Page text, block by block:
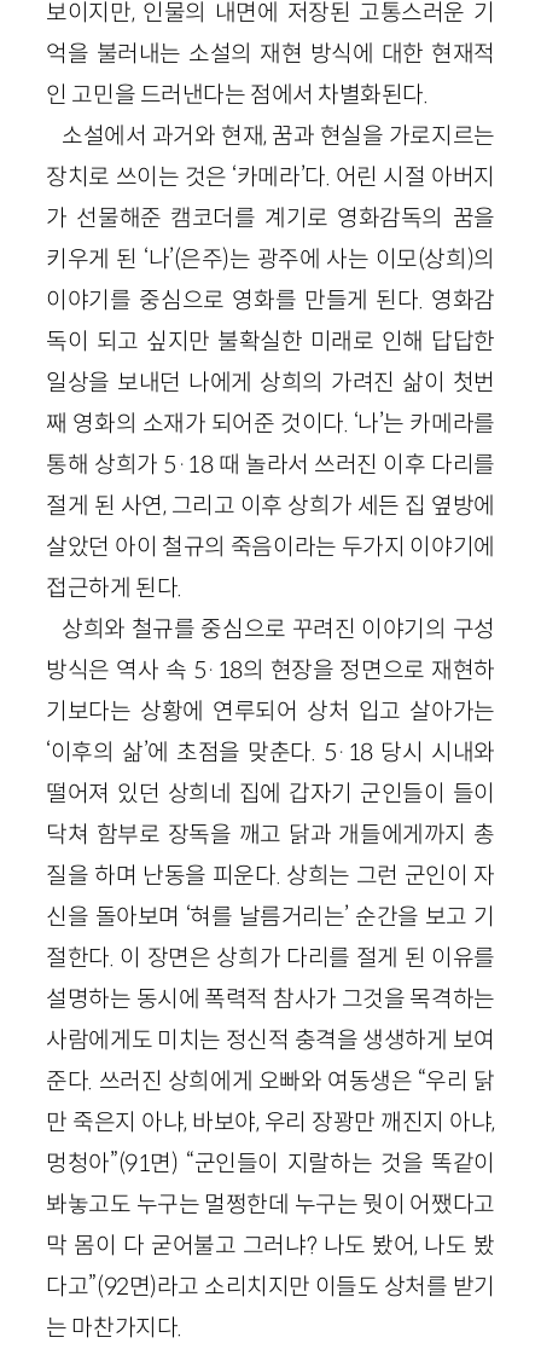
보이지만, 인물의 내면에 저장된 고통스러운 기
억을 불러내는 소설의 재현 방식에 대한 현재적
인 고민을 드러낸다는 점에서 차별화된다.
소설에서 과거와 현재, 꿈과 현실을 가로지르는
장치로 쓰이는 것은 ‘카메라’다. 어린 시절 아버지
가 선물해준 캠코더를 계기로 영화감독의 꿈을
키우게 된 ‘나’(은주)는 광주에 사는 이모(상희)의
이야기를 중심으로 영화를 만들게 된다. 영화감
독이 되고 싶지만 불확실한 미래로 인해 답답한
일상을 보내던 나에게 상희의 가려진 삶이 첫번
째 영화의 소재가 되어준 것이다. ‘나’는 카메라를
통해 상희가 5·18 때 놀라서 쓰러진 이후 다리를
절게 된 사연, 그리고 이후 상희가 세든 집 옆방에
살았던 아이 철규의 죽음이라는 두가지 이야기에
접근하게 된다.
상희와 철규를 중심으로 꾸려진 이야기의 구성
방식은 역사 속 5·18의 현장을 정면으로 재현하
기보다는 상황에 연루되어 상처 입고 살아가는
‘이후의 삶’에 초점을 맞춘다. 5·18 당시 시내와
떨어져 있던 상희네 집에 갑자기 군인들이 들이
닥쳐 함부로 장독을 깨고 닭과 개들에게까지 총
질을 하며 난동을 피운다. 상희는 그런 군인이 자
신을 돌아보며 ‘혀를 날름거리는’ 순간을 보고 기
절한다. 이 장면은 상희가 다리를 절게 된 이유를
설명하는 동시에 폭력적 참사가 그것을 목격하는
사람에게도 미치는 정신적 충격을 생생하게 보여
준다. 쓰러진 상희에게 오빠와 여동생은 “우리 닭
만 죽은지 아냐, 바보야, 우리 장꽝만 깨진지 아냐,
멍청아”(91면) “군인들이 지랄하는 것을 똑같이
봐놓고도 누구는 멀쩡한데 누구는 뭣이 어쨌다고
막 몸이 다 굳어불고 그러냐? 나도 봤어, 나도 봤
다고”(92면)라고 소리치지만 이들도 상처를 받기
는 마찬가지다.